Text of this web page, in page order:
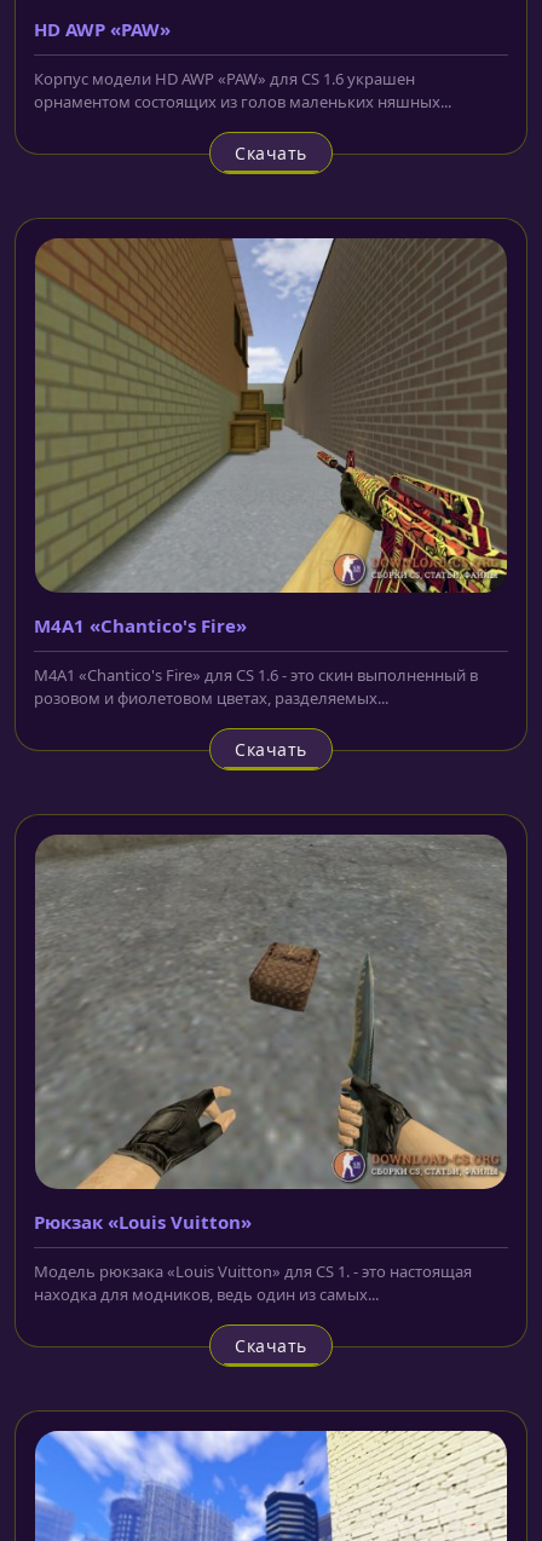
HD AWP «PAW»
Корпус модели HD AWP «PAW» для CS 1.6 украшен
орнаментом состоящих из голов маленьких няшных...
Скачать
M4A1 «Chantico's Fire»
M4A1 «Chantico's Fire» для CS 1.6 - это скин выполненный в
розовом и фиолетовом цветах, разделяемых...
Скачать
Рюкзак «Louis Vuitton»
Модель рюкзака «Louis Vuitton» для CS 1. - это настоящая
находка для модников, ведь один из самых...
Скачать